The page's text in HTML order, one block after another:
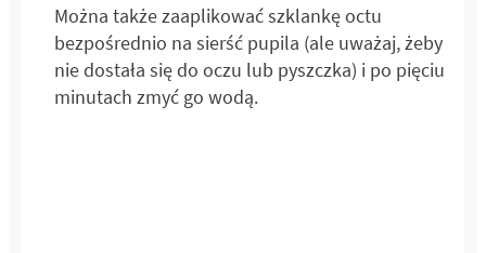
Można także zaaplikować szklankę octu
bezpośrednio na sierść pupila (ale uważaj, żeby
nie dostała się do oczu lub pyszczka) i po pięciu
minutach zmyć go wodą.